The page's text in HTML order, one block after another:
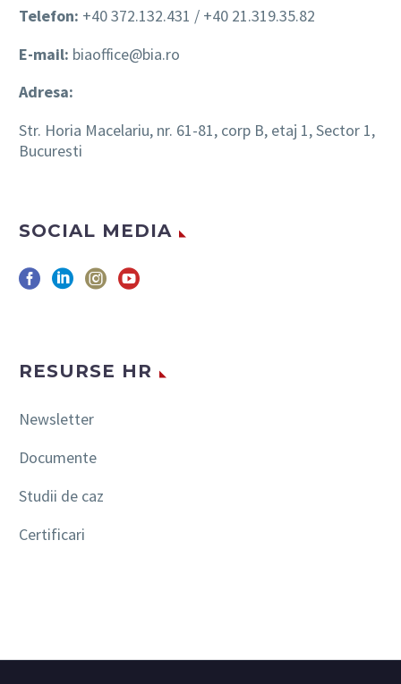
Telefon: +40 372.132.431 / +40 21.319.35.82
E-mail: biaoffice@bia.ro
Adresa:
Str. Horia Macelariu, nr. 61-81, corp B, etaj 1, Sector 1,
Bucuresti
SOCIAL MEDIA
RESURSE HR
Newsletter
Documente
Studii de caz
Certificari